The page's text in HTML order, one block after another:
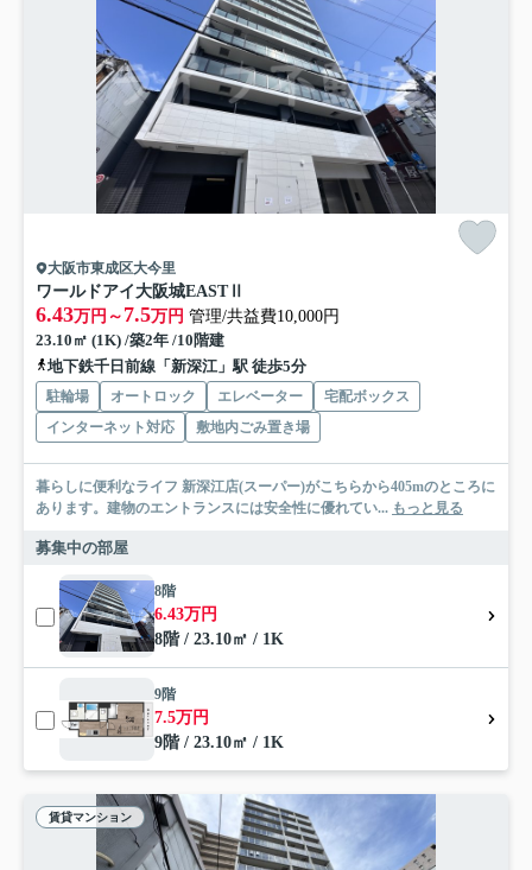
大阪市東成区大今里
ワールドアイ大阪城EASTⅡ
6.43万円～ 7.5万円 管理/共益費10,000円
23.10㎡ (1K) /築2年 /10階建
地下鉄千日前線「新深江」駅 徒歩5分
駐輪場 オートロック エレベーター
宅配ボックス
インターネット対応
敷地内ごみ置き場
暮らしに便利なライフ 新深江店(スーパー)がこちらから405mのところに
あります。建物のエントランスには安全性に優れてい... もっと見る
募集中の部屋
8階
6.43万円
8階 / 23.10㎡ / 1K
9階
7.5万円
9階 / 23.10㎡ / 1K
賃貸マンション